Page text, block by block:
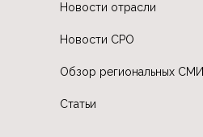
Новости отрасли
Новости СРО
Обзор региональных СМИ
Статьи